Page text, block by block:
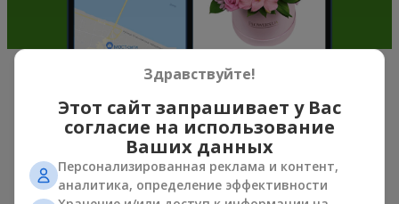
флористике г. Дружба
(Тернопольская обл.)
Букет из ирисов — это универсальный выбор подарка к
Здравствуйте!
Этот сайт запрашивает у Вас
согласие на использование
Ваших данных
Персонализированная реклама и контент,
аналитика, определение эффективности